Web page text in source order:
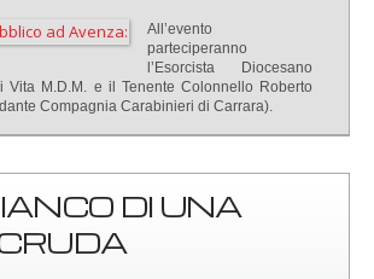
All’evento
parteciperanno
l’Esorcista Diocesano
Vita M.D.M. e il Tenente Colonnello Roberto
Compagnia Carabinieri di Carrara).
DI UNA